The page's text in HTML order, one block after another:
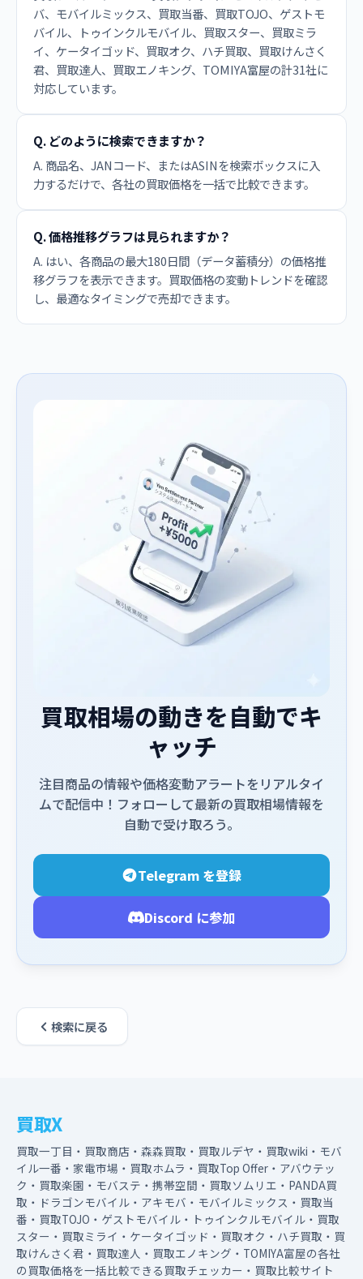
バ、モバイルミックス、買取当番、買取TOJO、ゲストモ
バイル、トゥインクルモバイル、買取スター、買取ミラ
イ、ケータイゴッド、買取オク、ハチ買取、買取けんさく
君、買取達人、買取エノキング、TOMIYA富屋の計31社に
対応しています。
Q. どのように検索できますか？
A. 商品名、JANコード、またはASINを検索ボックスに入
力するだけで、各社の買取価格を一括で比較できます。
Q. 価格推移グラフは見られますか？
A. はい、各商品の最大180日間（データ蓄積分）の価格推
移グラフを表示できます。買取価格の変動トレンドを確認
し、最適なタイミングで売却できます。
買取相場の動きを自動でキ
ャッチ
注目商品の情報や価格変動アラートをリアルタイ
ムで配信中！フォローして最新の買取相場情報を
自動で受け取ろう。
Telegram を登録
Discord に参加
検索に戻る
買取X
買取一丁目・買取商店・森森買取・買取ルデヤ・買取wiki・モバ
イル一番・家電市場・買取ホムラ・買取Top Offer・アバウテッ
ク・買取楽園・モバステ・携帯空間・買取ソムリエ・PANDA買
取・ドラゴンモバイル・アキモバ・モバイルミックス・買取当
番・買取TOJO・ゲストモバイル・トゥインクルモバイル・買取
スター・買取ミライ・ケータイゴッド・買取オク・ハチ買取・買
取けんさく君・買取達人・買取エノキング・TOMIYA富屋の各社
の買取価格を一括比較できる買取チェッカー・買取比較サイト